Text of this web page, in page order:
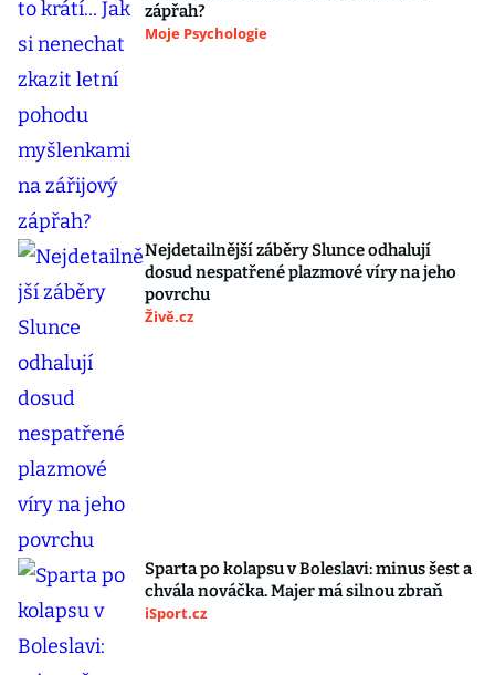
zápřah?
Moje Psychologie
Nejdetailnější záběry Slunce odhalují
dosud nespatřené plazmové víry na jeho
povrchu
Živě.cz
Sparta po kolapsu v Boleslavi: minus šest a
chvála nováčka. Majer má silnou zbraň
iSport.cz